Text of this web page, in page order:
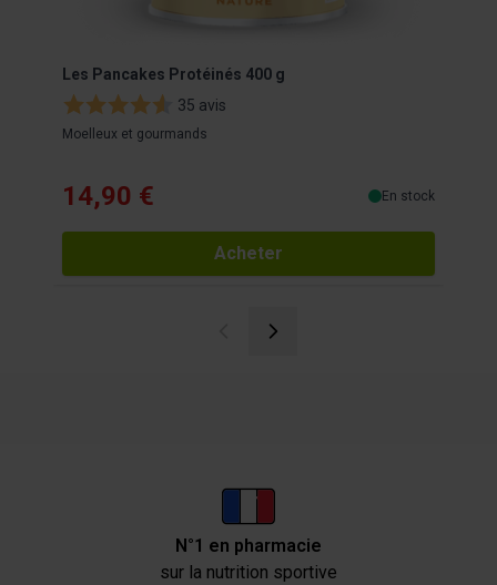
Les Pancakes Protéinés 400 g
35 avis
Moelleux et gourmands
14,90 € En stock
Acheter
N°1 en pharmacie
sur la nutrition sportive